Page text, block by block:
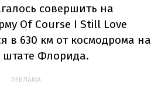
совершить на
Of Course I Still Love
в 630 км от космодрома на
Флорида.
РЕКЛАМА: